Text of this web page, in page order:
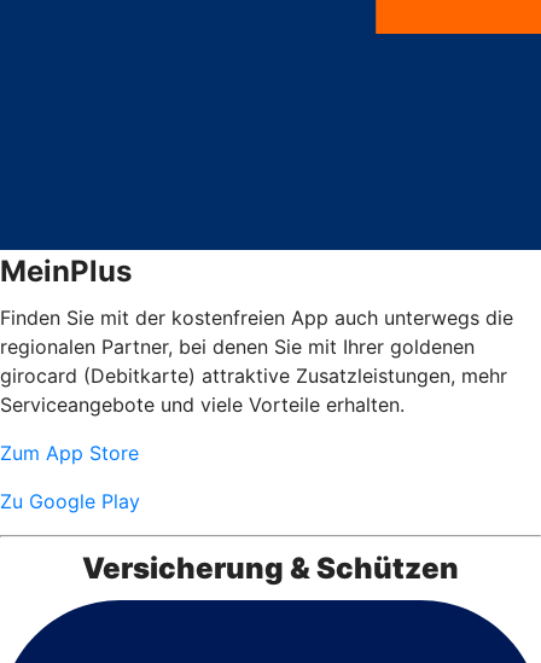
MeinPlus
Finden Sie mit der kostenfreien App auch unterwegs die
regionalen Partner, bei denen Sie mit Ihrer goldenen
girocard (Debitkarte) attraktive Zusatzleistungen, mehr
Serviceangebote und viele Vorteile erhalten.
Zum App Store
Zu Google Play
Versicherung & Schützen